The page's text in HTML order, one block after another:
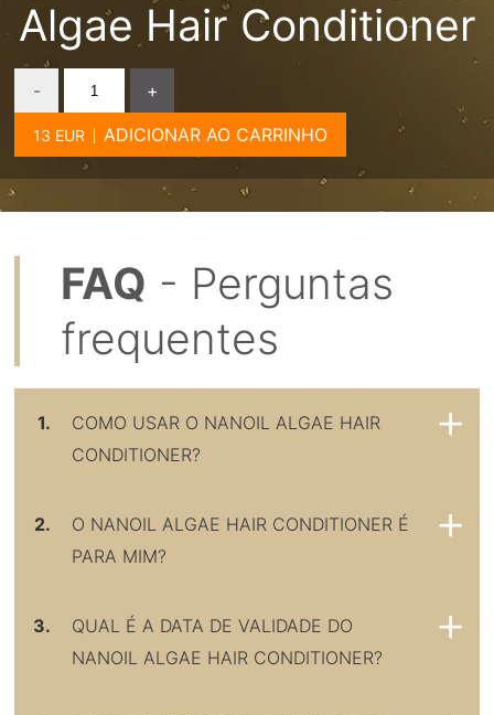
Algae Hair Conditioner
-
+
ADICIONAR AO CARRINHO
FAQ - Perguntas
frequentes
1.
COMO USAR O NANOIL ALGAE HAIR
CONDITIONER?
2.
O NANOIL ALGAE HAIR CONDITIONER É
PARA MIM?
3.
QUAL É A DATA DE VALIDADE DO
NANOIL ALGAE HAIR CONDITIONER?